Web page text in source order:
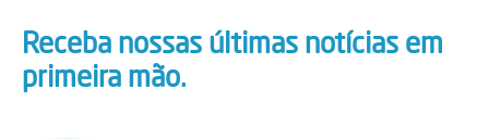
Receba nossas últimas notícias em
primeira mão.